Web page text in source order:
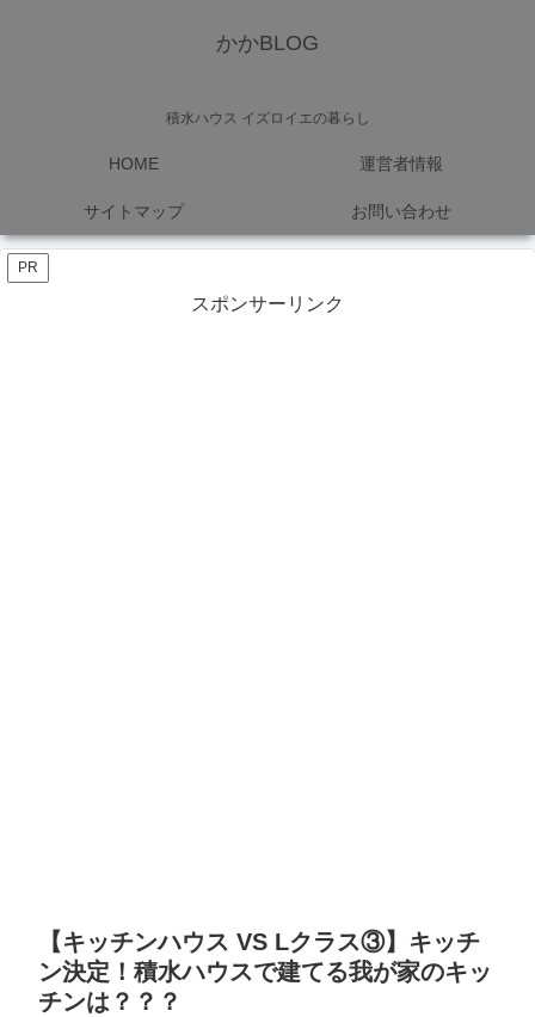
かかBLOG
積水ハウス イズロイエの暮らし
HOME 運営者情報
サイトマップ お問い合わせ
PR
スポンサーリンク
【キッチンハウス VS Lクラス③】キッチ
ン決定！積水ハウスで建てる我が家のキッ
チンは？？？